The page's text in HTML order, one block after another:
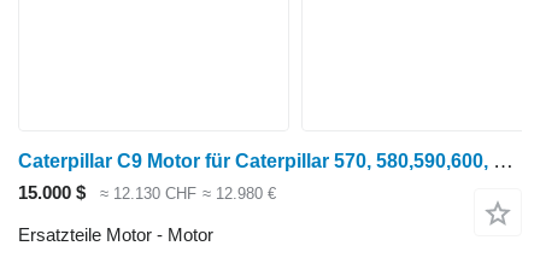
Caterpillar C9 Motor für Caterpillar 570, 580,590,600, 770 Getreideernter
15.000 $ ≈ 12.130 CHF ≈ 12.980 €
Ersatzteile Motor - Motor